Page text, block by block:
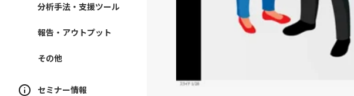
分析手法・支援ツール
報告・アウトプット
その他
セミナー情報